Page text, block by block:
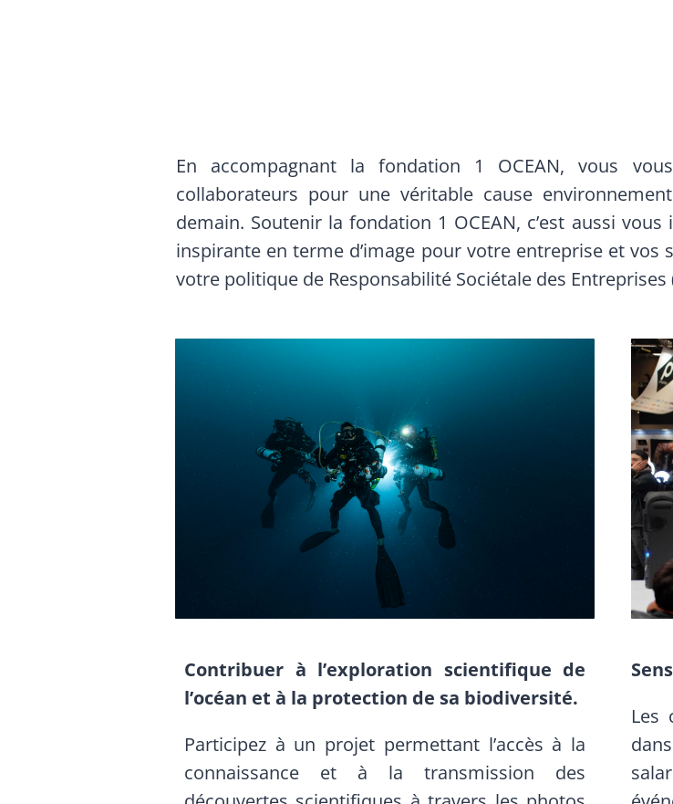
En accompagnant la fondation 1 OCEAN, vous
collaborateurs pour une véritable cause
demain. Soutenir la fondation 1 OCEAN, c’est aussi
inspirante en terme d’image pour votre entreprise et vos
votre politique de Responsabilité Sociétale des Entreprises
Contribuer à l’exploration scientifique de
l’océan et à la protection de sa biodiversité.
Participez à un projet permettant l’accès à la
connaissance et à la transmission des
Les